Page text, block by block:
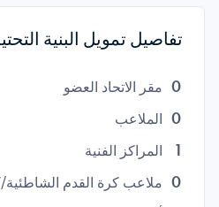
تفاصيل تمويل البنية
0 مقر الاتحاد العضو
0 الملاعب
1
المراكز الفنية
0 ملاعب كرة القدم